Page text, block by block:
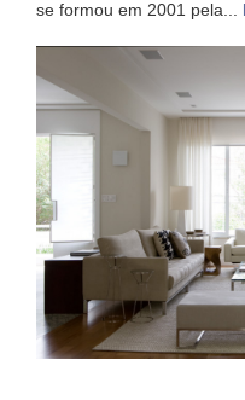
se formou em 2001 pela...